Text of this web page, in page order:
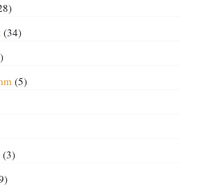
(34)
(5)
(3)